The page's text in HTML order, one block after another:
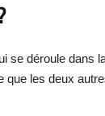
se déroule dans
les deux